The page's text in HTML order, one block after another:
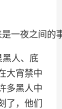
黑人、底
大宵禁中
多黑人中
了，他们